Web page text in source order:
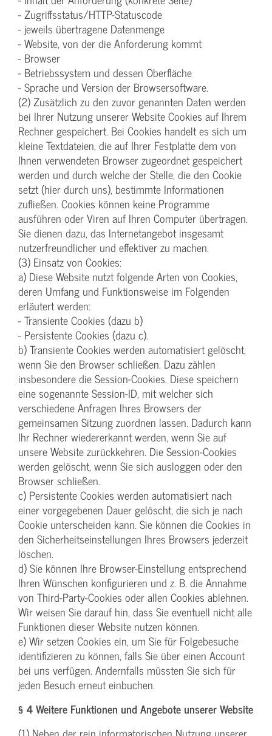
- Zugriffsstatus/HTTP-Statuscode
- jeweils übertragene Datenmenge
- Website, von der die Anforderung kommt
- Browser
- Betriebssystem und dessen Oberfläche
- Sprache und Version der Browsersoftware.
(2) Zusätzlich zu den zuvor genannten Daten werden
bei Ihrer Nutzung unserer Website Cookies auf Ihrem
Rechner gespeichert. Bei Cookies handelt es sich um
kleine Textdateien, die auf Ihrer Festplatte dem von
Ihnen verwendeten Browser zugeordnet gespeichert
werden und durch welche der Stelle, die den Cookie
setzt (hier durch uns), bestimmte Informationen
zufließen. Cookies können keine Programme
ausführen oder Viren auf Ihren Computer übertragen.
Sie dienen dazu, das Internetangebot insgesamt
nutzerfreundlicher und effektiver zu machen.
(3) Einsatz von Cookies:
a) Diese Website nutzt folgende Arten von Cookies,
deren Umfang und Funktionsweise im Folgenden
erläutert werden:
- Transiente Cookies (dazu b)
- Persistente Cookies (dazu c).
b) Transiente Cookies werden automatisiert gelöscht,
wenn Sie den Browser schließen. Dazu zählen
insbesondere die Session-Cookies. Diese speichern
eine sogenannte Session-ID, mit welcher sich
verschiedene Anfragen Ihres Browsers der
gemeinsamen Sitzung zuordnen lassen. Dadurch kann
Ihr Rechner wiedererkannt werden, wenn Sie auf
unsere Website zurückkehren. Die Session-Cookies
werden gelöscht, wenn Sie sich ausloggen oder den
Browser schließen.
c) Persistente Cookies werden automatisiert nach
einer vorgegebenen Dauer gelöscht, die sich je nach
Cookie unterscheiden kann. Sie können die Cookies in
den Sicherheitseinstellungen Ihres Browsers jederzeit
löschen.
d) Sie können Ihre Browser-Einstellung entsprechend
Ihren Wünschen konfigurieren und z. B. die Annahme
von Third-Party-Cookies oder allen Cookies ablehnen.
Wir weisen Sie darauf hin, dass Sie eventuell nicht alle
Funktionen dieser Website nutzen können.
e) Wir setzen Cookies ein, um Sie für Folgebesuche
identifizieren zu können, falls Sie über einen Account
bei uns verfügen. Andernfalls müssten Sie sich für
jeden Besuch erneut einbuchen.
§ 4 Weitere Funktionen und Angebote unserer Website